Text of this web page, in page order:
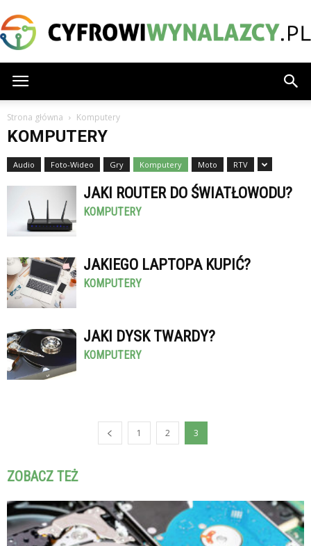
Strona główna Komputery
KOMPUTERY
Audio Foto-Wideo Gry Komputery Moto RTV
JAKI ROUTER DO ŚWIATŁOWODU?
KOMPUTERY
JAKIEGO LAPTOPA KUPIĆ?
KOMPUTERY
JAKI DYSK TWARDY?
KOMPUTERY
1 2 3
ZOBACZ TEŻ